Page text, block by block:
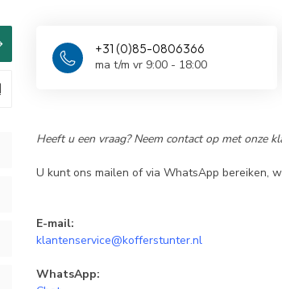
+31 (0)85-0806366
ma t/m vr 9:00 - 18:00
Heeft u een vraag? Neem contact op met onze
U kunt ons mailen of via WhatsApp bereiken,
E-mail:
klantenservice@kofferstunter.nl
WhatsApp: